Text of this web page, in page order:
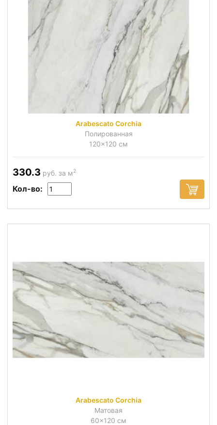
Arabescato Corchia
Полированная
120x120 см
330.3 руб. за м2
Кол-во:
Arabescato Corchia
Матовая
60x120 см